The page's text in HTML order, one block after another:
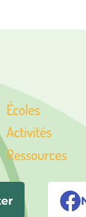
Écoles
Activités
Ressources